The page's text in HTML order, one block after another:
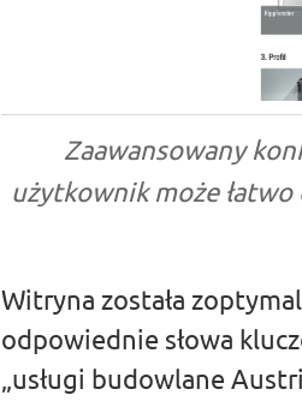
Zaawansowany
użytkownik może
Witryna została
odpowiednie słowa
„usługi budowlane